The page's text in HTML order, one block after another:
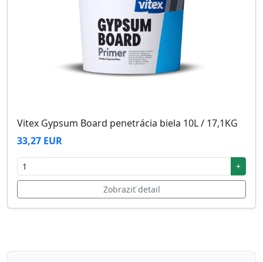
Vitex Gypsum Board penetrácia biela 10L / 17,1KG
33,27 EUR
+
Zobraziť detail